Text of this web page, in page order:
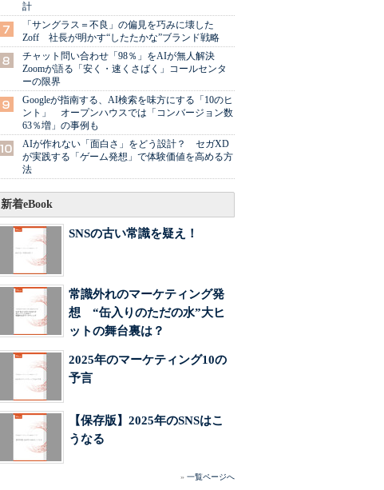
計
「サングラス＝不良」の偏見を巧みに壊した
Zoff 社長が明かす“したたかな”ブランド戦略
チャット問い合わせ「98％」をAIが無人解決
Zoomが語る「安く・速くさばく」コールセンタ
ーの限界
Googleが指南する、AI検索を味方にする「10のヒ
ント」 オープンハウスでは「コンバージョン数
63％増」の事例も
AIが作れない「面白さ」をどう設計？ セガXD
が実践する「ゲーム発想」で体験価値を高める方
法
新着eBook
SNSの古い常識を疑え！
常識外れのマーケティング発
想 “缶入りのただの水”大ヒ
ットの舞台裏は？
2025年のマーケティング10の
予言
【保存版】2025年のSNSはこ
うなる
» 一覧ページへ